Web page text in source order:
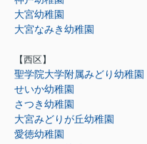
大宮幼稚園
大宮なみき幼稚園
【西区】
聖学院大学附属みどり幼稚園
せいか幼稚園
さつき幼稚園
大宮みどりが丘幼稚園
愛徳幼稚園